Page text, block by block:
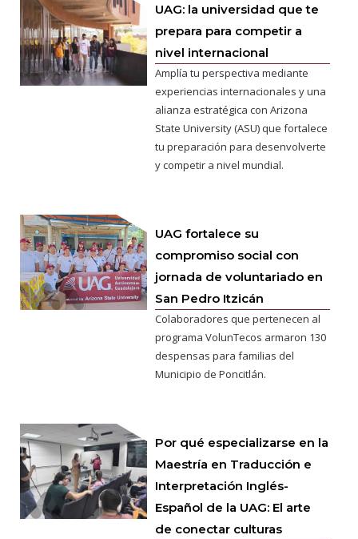
UAG: la universidad que te
prepara para competir a
nivel internacional
Amplía tu perspectiva mediante
experiencias internacionales y una
alianza estratégica con Arizona
State University (ASU) que fortalece
tu preparación para desenvolverte
y competir a nivel mundial.
UAG fortalece su
compromiso social con
jornada de voluntariado en
San Pedro Itzicán
Colaboradores que pertenecen al
programa VolunTecos armaron 130
despensas para familias del
Municipio de Poncitlán.
Por qué especializarse en la
Maestría en Traducción e
Interpretación Inglés-
Español de la UAG: El arte
de conectar culturas